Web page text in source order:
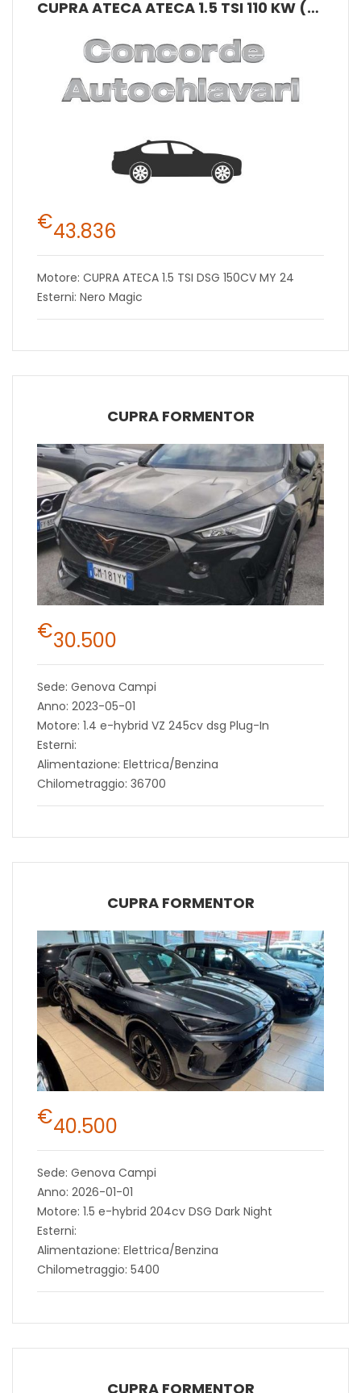
CUPRA ATECA ATECA 1.5 TSI 110 KW (150 CV) DSG 7 MARCE
€43.836
Motore: CUPRA ATECA 1.5 TSI DSG 150CV MY 24
Esterni: Nero Magic
CUPRA FORMENTOR
€30.500
Sede: Genova Campi
Anno: 2023-05-01
Motore: 1.4 e-hybrid VZ 245cv dsg Plug-In
Esterni:
Alimentazione: Elettrica/Benzina
Chilometraggio: 36700
CUPRA FORMENTOR
€40.500
Sede: Genova Campi
Anno: 2026-01-01
Motore: 1.5 e-hybrid 204cv DSG Dark Night
Esterni:
Alimentazione: Elettrica/Benzina
Chilometraggio: 5400
CUPRA FORMENTOR